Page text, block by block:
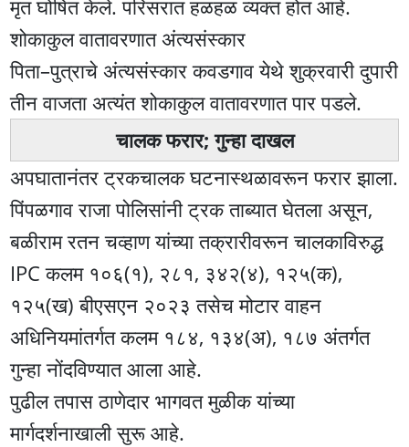
मृत घोषित केले. परिसरात हळहळ व्यक्त होत आहे.
शोकाकुल वातावरणात अंत्यसंस्कार
पिता–पुत्राचे अंत्यसंस्कार कवडगाव येथे शुक्रवारी दुपारी
तीन वाजता अत्यंत शोकाकुल वातावरणात पार पडले.
चालक फरार; गुन्हा दाखल
अपघातानंतर ट्रकचालक घटनास्थळावरून फरार झाला.
पिंपळगाव राजा पोलिसांनी ट्रक ताब्यात घेतला असून,
बळीराम रतन चव्हाण यांच्या तक्रारीवरून चालकाविरुद्ध
IPC कलम १०६(१), २८१, ३४२(४), १२५(क),
१२५(ख) बीएसएन २०२३ तसेच मोटार वाहन
अधिनियमांतर्गत कलम १८४, १३४(अ), १८७ अंतर्गत
गुन्हा नोंदविण्यात आला आहे.
पुढील तपास ठाणेदार भागवत मुळीक यांच्या
मार्गदर्शनाखाली सुरू आहे.